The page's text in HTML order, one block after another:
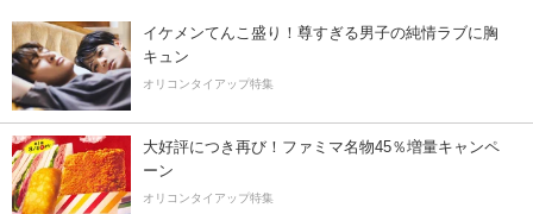
イケメンてんこ盛り！尊すぎる男子の純情ラブに胸
キュン
オリコンタイアップ特集
大好評につき再び！ファミマ名物45％増量キャンペ
ーン
オリコンタイアップ特集